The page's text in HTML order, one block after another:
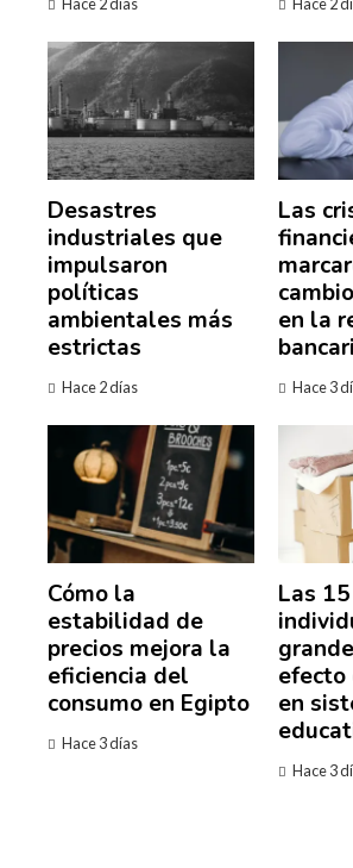
Hace 2 días Hace 2
Desastres
industriales que
impulsaron
políticas
ambientales más
estrictas
Hace 2 días
Las
en la
Hace 3
Cómo la
estabilidad de
precios mejora la
eficiencia del
consumo en Egipto
Hace 3 días
Las
en
Hace 3